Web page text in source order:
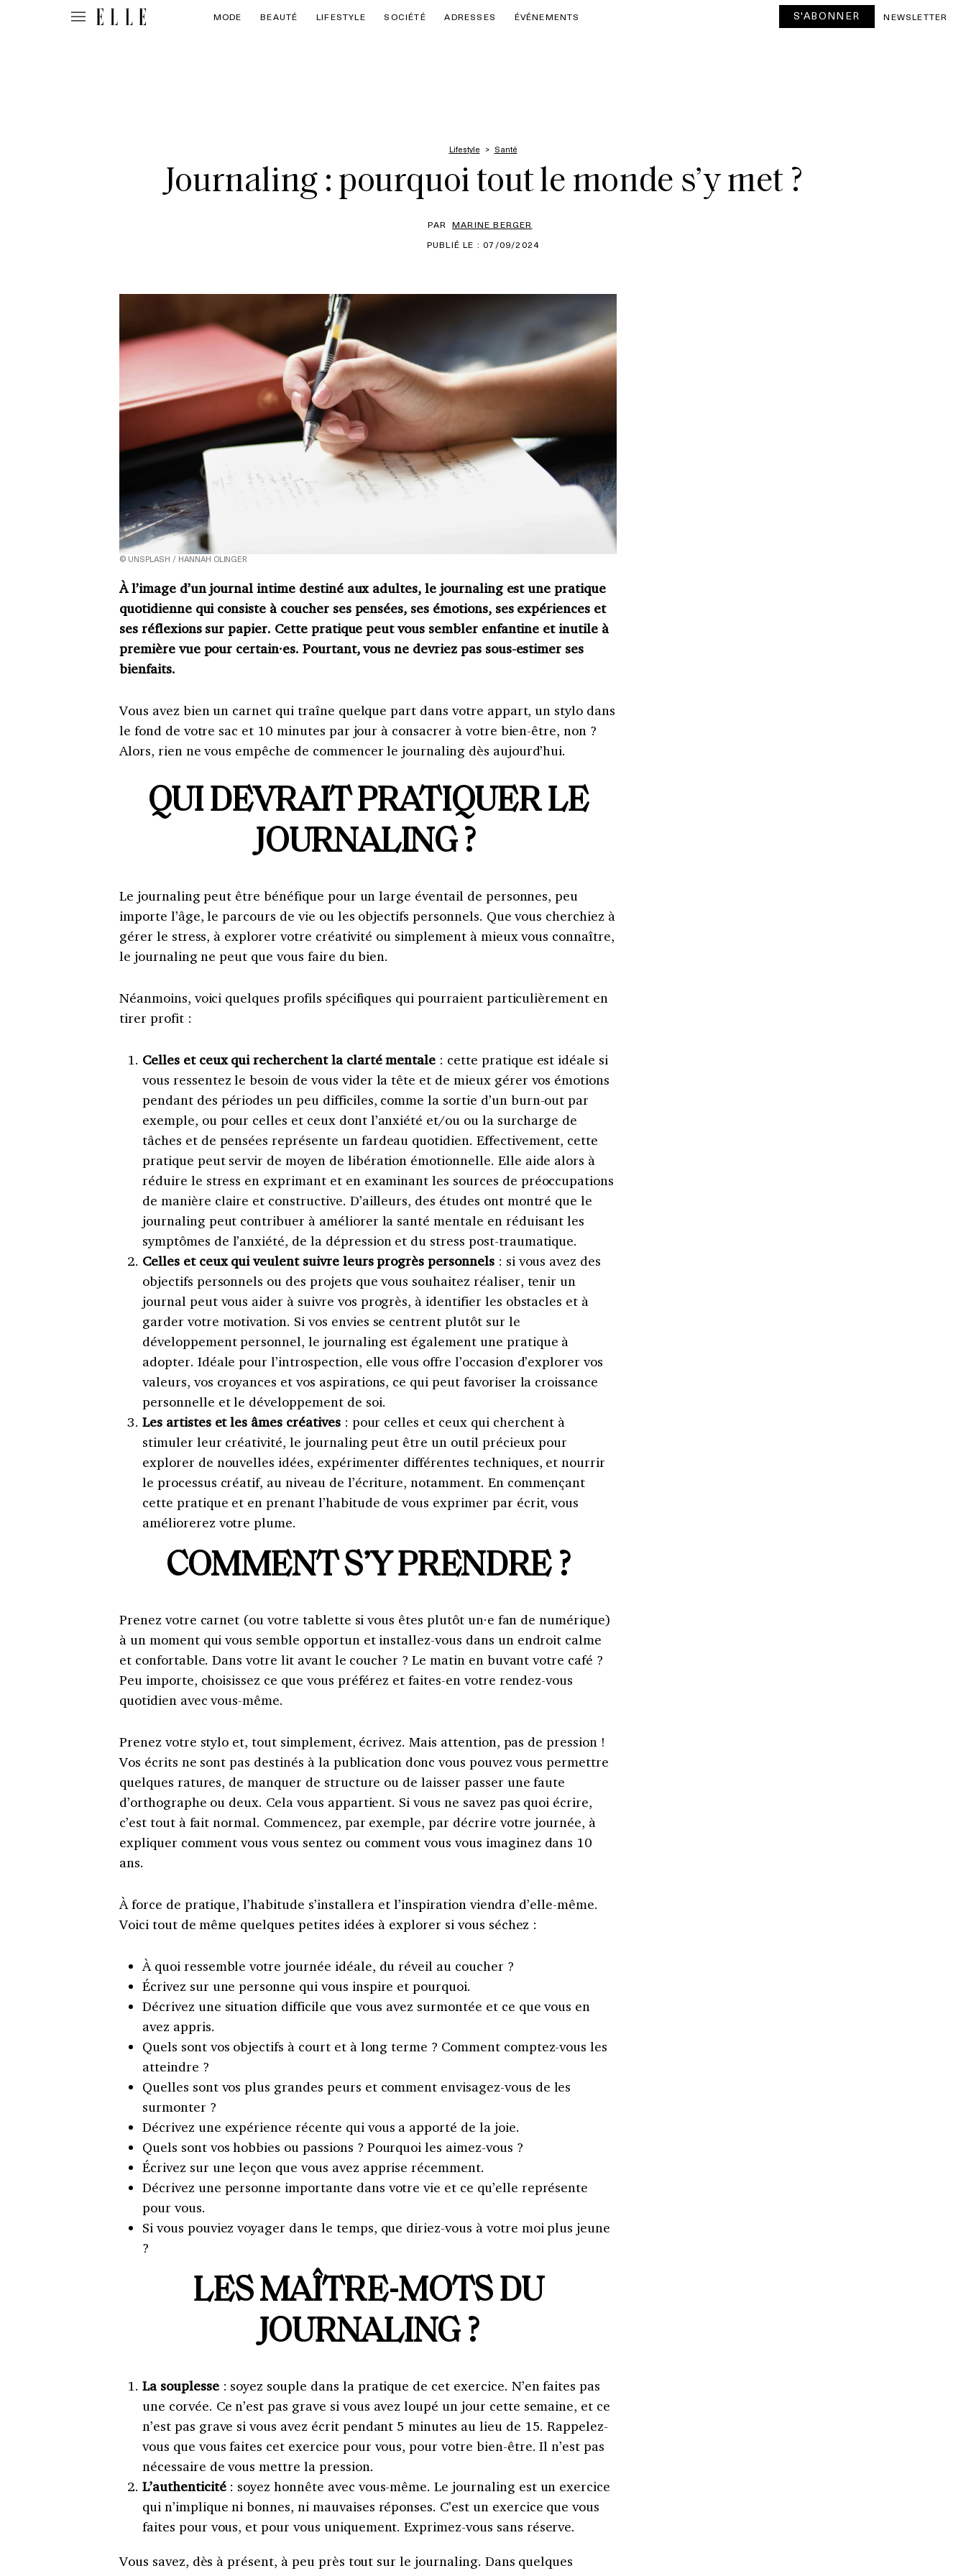
MODE BEAUTÉ LIFESTYLE SOCIÉTÉ ADRESSES ÉVÉNEMENTS S'ABONNER NEWSLETTER
Lifestyle Santé
Journaling : pourquoi tout le monde s’y met ?
PAR MARINE BERGER
PUBLIÉ LE : 07/09/2024
© UNSPLASH / HANNAH OLINGER
À l’image d’un journal intime destiné aux adultes, le journaling est une pratique
quotidienne qui consiste à coucher ses pensées, ses émotions, ses expériences et
ses réflexions sur papier. Cette pratique peut vous sembler enfantine et inutile à
première vue pour certain·es. Pourtant, vous ne devriez pas sous-estimer ses
bienfaits.
Vous avez bien un carnet qui traîne quelque part dans votre appart, un stylo dans
le fond de votre sac et 10 minutes par jour à consacrer à votre bien-être, non ?
Alors, rien ne vous empêche de commencer le journaling dès aujourd’hui.
QUI DEVRAIT PRATIQUER LE
JOURNALING ?
Le journaling peut être bénéfique pour un large éventail de personnes, peu
importe l’âge, le parcours de vie ou les objectifs personnels. Que vous cherchiez à
gérer le stress, à explorer votre créativité ou simplement à mieux vous connaître,
le journaling ne peut que vous faire du bien.
Néanmoins, voici quelques profils spécifiques qui pourraient particulièrement en
tirer profit :
Celles et ceux qui recherchent la clarté mentale : cette pratique est idéale si
vous ressentez le besoin de vous vider la tête et de mieux gérer vos émotions
pendant des périodes un peu difficiles, comme la sortie d’un burn-out par
exemple, ou pour celles et ceux dont l’anxiété et/ou ou la surcharge de
tâches et de pensées représente un fardeau quotidien. Effectivement, cette
pratique peut servir de moyen de libération émotionnelle. Elle aide alors à
réduire le stress en exprimant et en examinant les sources de préoccupations
de manière claire et constructive. D’ailleurs, des études ont montré que le
journaling peut contribuer à améliorer la santé mentale en réduisant les
symptômes de l’anxiété, de la dépression et du stress post-traumatique.
Celles et ceux qui veulent suivre leurs progrès personnels : si vous avez des
objectifs personnels ou des projets que vous souhaitez réaliser, tenir un
journal peut vous aider à suivre vos progrès, à identifier les obstacles et à
garder votre motivation. Si vos envies se centrent plutôt sur le
développement personnel, le journaling est également une pratique à
adopter. Idéale pour l’introspection, elle vous offre l’occasion d’explorer vos
valeurs, vos croyances et vos aspirations, ce qui peut favoriser la croissance
personnelle et le développement de soi.
Les artistes et les âmes créatives: pour celles et ceux qui cherchent à
stimuler leur créativité, le journaling peut être un outil précieux pour
explorer de nouvelles idées, expérimenter différentes techniques, et nourrir
le processus créatif, au niveau de l’écriture, notamment. En commençant
cette pratique et en prenant l’habitude de vous exprimer par écrit, vous
améliorerez votre plume.
COMMENT S’Y PRENDRE ?
Prenez votre carnet (ou votre tablette si vous êtes plutôt un·e fan de numérique)
à un moment qui vous semble opportun et installez-vous dans un endroit calme
et confortable. Dans votre lit avant le coucher ? Le matin en buvant votre café ?
Peu importe, choisissez ce que vous préférez et faites-en votre rendez-vous
quotidien avec vous-même.
Prenez votre stylo et, tout simplement, écrivez. Mais attention, pas de pression !
Vos écrits ne sont pas destinés à la publication donc vous pouvez vous permettre
quelques ratures, de manquer de structure ou de laisser passer une faute
d’orthographe ou deux. Cela vous appartient. Si vous ne savez pas quoi écrire,
c’est tout à fait normal. Commencez, par exemple, par décrire votre journée, à
expliquer comment vous vous sentez ou comment vous vous imaginez dans 10
ans.
À force de pratique, l’habitude s’installera et l’inspiration viendra d’elle-même.
Voici tout de même quelques petites idées à explorer si vous séchez :
À quoi ressemble votre journée idéale, du réveil au coucher ?
Écrivez sur une personne qui vous inspire et pourquoi.
Décrivez une situation difficile que vous avez surmontée et ce que vous en
avez appris.
Quels sont vos objectifs à court et à long terme ? Comment comptez-vous les
atteindre ?
Quelles sont vos plus grandes peurs et comment envisagez-vous de les
surmonter ?
Décrivez une expérience récente qui vous a apporté de la joie.
Quels sont vos hobbies ou passions ? Pourquoi les aimez-vous ?
Écrivez sur une leçon que vous avez apprise récemment.
Décrivez une personne importante dans votre vie et ce qu’elle représente
pour vous.
Si vous pouviez voyager dans le temps, que diriez-vous à votre moi plus jeune
?
LES MAÎTRE-MOTS DU
JOURNALING ?
La souplesse: soyez souple dans la pratique de cet exercice. N’en faites pas
une corvée. Ce n’est pas grave si vous avez loupé un jour cette semaine, et ce
n’est pas grave si vous avez écrit pendant 5 minutes au lieu de 15. Rappelez-
vous que vous faites cet exercice pour vous, pour votre bien-être. Il n’est pas
nécessaire de vous mettre la pression.
L’authenticité: soyez honnête avec vous-même. Le journaling est un exercice
qui n’implique ni bonnes, ni mauvaises réponses. C’est un exercice que vous
faites pour vous, et pour vous uniquement. Exprimez-vous sans réserve.
Vous savez, dès à présent, à peu près tout sur le journaling. Dans quelques